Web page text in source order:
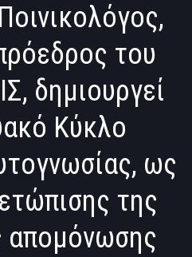
του
δημιουργεί
Κύκλο
ως
της
απομόνωσης